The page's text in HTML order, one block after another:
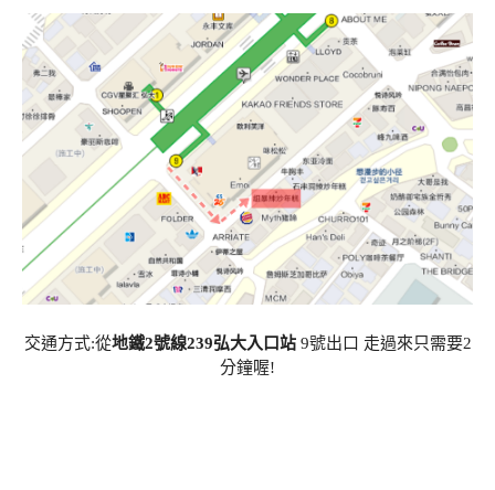
交通方式:從地鐵2號線239弘大入口站 9號出口 走過來只需要2
分鐘喔!